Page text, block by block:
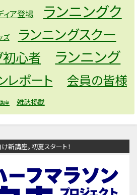
ィア登場
ランニングク
ズ
ランニングスクー
初心者
ランニング
レポート
会員の皆様
座 雑誌掲載
新講座。初夏スタート！